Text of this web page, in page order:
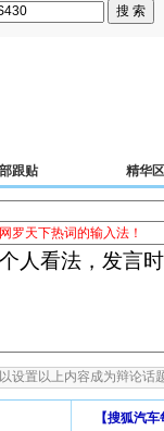
跟贴 精华区
天下热词的输入法！
【搜狐汽车